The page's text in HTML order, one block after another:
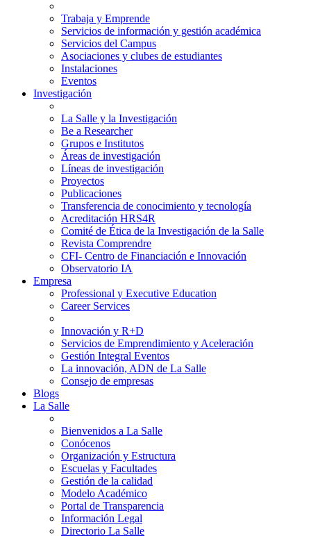
Trabaja y Emprende
Servicios de información y gestión académica
Servicios del Campus
Asociaciones y clubes de estudiantes
Instalaciones
Eventos
Investigación
La Salle y la Investigación
Be a Researcher
Grupos e Institutos
Áreas de investigación
Líneas de investigación
Proyectos
Publicaciones
Transferencia de conocimiento y tecnología
Acreditación HRS4R
Comité de Ética de la Investigación de la Salle
Revista Comprendre
CFI- Centro de Financiación e Innovación
Observatorio IA
Empresa
Professional y Executive Education
Career Services
Innovación y R+D
Servicios de Emprendimiento y Aceleración
Gestión Integral Eventos
La innovación, ADN de La Salle
Consejo de empresas
Blogs
La Salle
Bienvenidos a La Salle
Conócenos
Organización y Estructura
Escuelas y Facultades
Gestión de la calidad
Modelo Académico
Portal de Transparencia
Información Legal
Directorio La Salle